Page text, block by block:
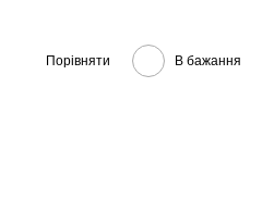
Порівняти В бажання